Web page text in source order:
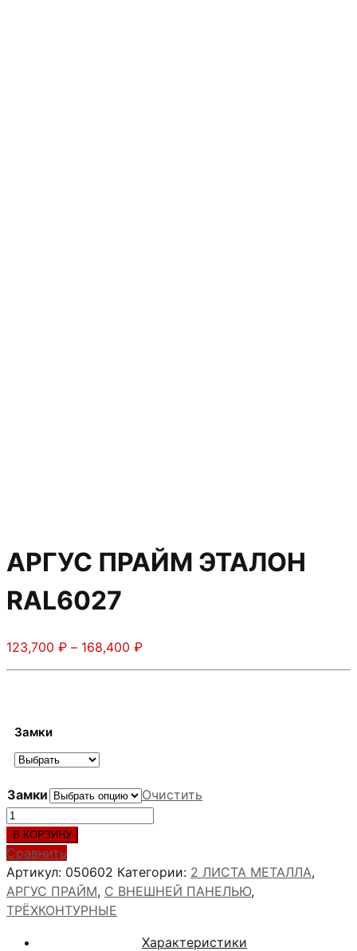
АРГУС ПРАЙМ ЭТАЛОН
RAL6027
123,700 ₽ – 168,400 ₽Диапазон
Замки
Замки
Очистить
Количество
товара
АРГУС
ПРАЙМ
ЭТАЛОН
RAL6027
В КОРЗИНУ
Сравнить
Артикул: 050602 Категории: 2 ЛИСТА МЕТАЛЛА,
АРГУС ПРАЙМ, С ВНЕШНЕЙ ПАНЕЛЬЮ,
ТРЁХКОНТУРНЫЕ
Характеристики